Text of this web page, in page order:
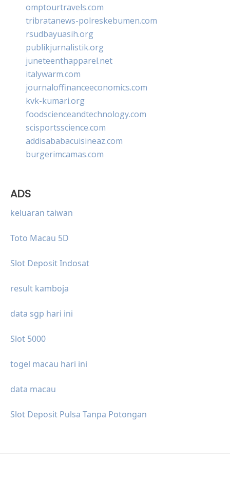
omptourtravels.com
tribratanews-polreskebumen.com
rsudbayuasih.org
publikjurnalistik.org
juneteenthapparel.net
italywarm.com
journaloffinanceeconomics.com
kvk-kumari.org
foodscienceandtechnology.com
scisportsscience.com
addisababacuisineaz.com
burgerimcamas.com
ADS
keluaran taiwan
Toto Macau 5D
Slot Deposit Indosat
result kamboja
data sgp hari ini
Slot 5000
togel macau hari ini
data macau
Slot Deposit Pulsa Tanpa Potongan